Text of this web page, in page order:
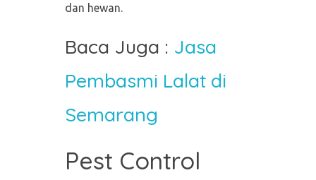
dan hewan.
Baca Juga : Jasa
Pembasmi Lalat di
Semarang
Pest Control